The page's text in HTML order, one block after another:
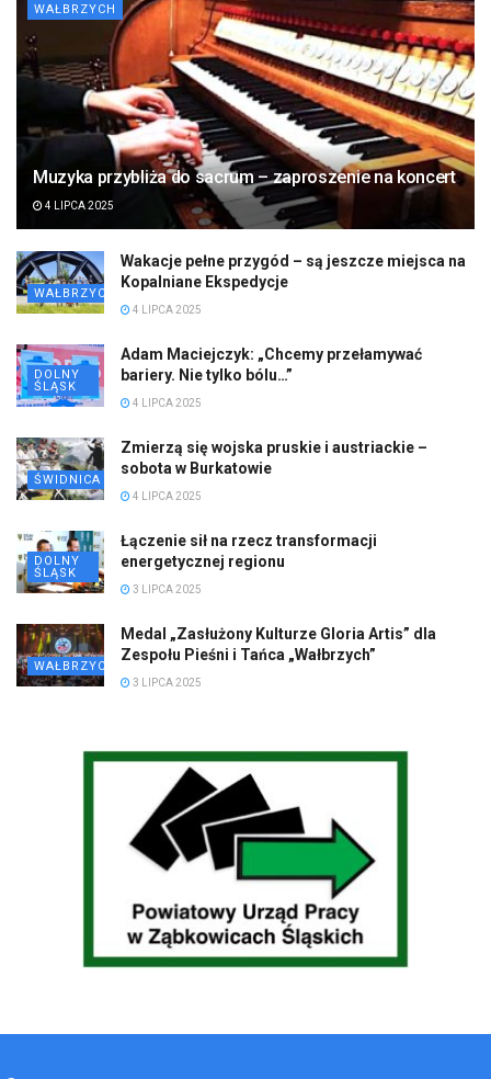
WAŁBRZYCH
Muzyka przybliża do sacrum – zaproszenie na koncert
4 LIPCA 2025
WAŁBRZYCH
Wakacje pełne przygód – są jeszcze miejsca na
Kopalniane Ekspedycje
4 LIPCA 2025
DOLNY
ŚLĄSK
Adam Maciejczyk: „Chcemy przełamywać
bariery. Nie tylko bólu…”
4 LIPCA 2025
ŚWIDNICA
Zmierzą się wojska pruskie i austriackie –
sobota w Burkatowie
4 LIPCA 2025
DOLNY
ŚLĄSK
Łączenie sił na rzecz transformacji
energetycznej regionu
3 LIPCA 2025
WAŁBRZYCH
Medal „Zasłużony Kulturze Gloria Artis” dla
Zespołu Pieśni i Tańca „Wałbrzych”
3 LIPCA 2025